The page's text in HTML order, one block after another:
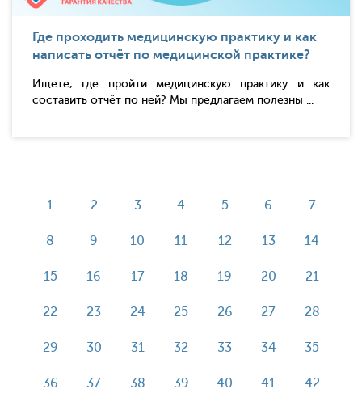
Где проходить медицинскую практику и как
написать отчёт по медицинской практике?
Ищете, где пройти медицинскую практику и как
составить отчёт по ней? Мы предлагаем полезны ...
1 2 3 4 5 6 7
8 9 10 11 12 13 14
15 16 17 18 19 20 21
22 23 24 25 26 27 28
29 30 31 32 33 34 35
36 37 38 39 40 41 42